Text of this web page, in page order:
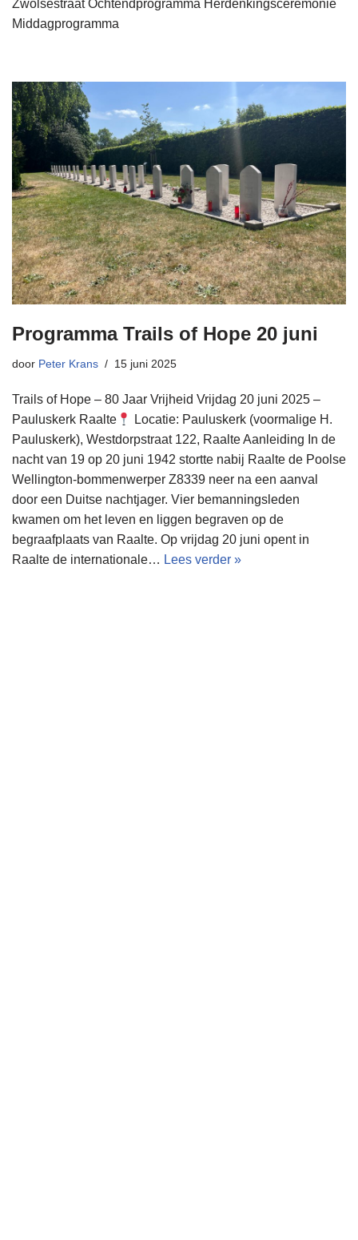
Zwolsestraat Ochtendprogramma Herdenkingsceremonie
Middagprogramma
Programma Trails of Hope 20 juni
door Peter Krans 15 juni 2025
Trails of Hope – 80 Jaar Vrijheid Vrijdag 20 juni 2025 –
Pauluskerk Raalte
Locatie: Pauluskerk (voormalige H.
Pauluskerk), Westdorpstraat 122, Raalte Aanleiding In de
nacht van 19 op 20 juni 1942 stortte nabij Raalte de Poolse
Wellington-bommenwerper Z8339 neer na een aanval
door een Duitse nachtjager. Vier bemanningsleden
kwamen om het leven en liggen begraven op de
begraafplaats van Raalte. Op vrijdag 20 juni opent in
Raalte de internationale… Lees verder »